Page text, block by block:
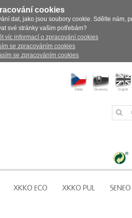
cookies
dat, jako jsou soubory cookie. Sdělte nám,
své stránky vašim potřebám?
víc informací o zpracování cookies
se zpracováním cookies
se zpracováním cookies
XKKO ECO XKKO PUL SENEO